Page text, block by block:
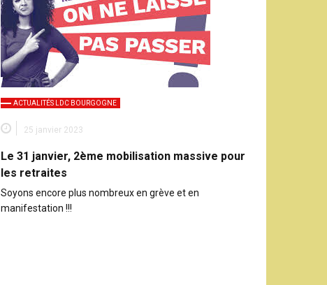
ACTUALITÉS LDC BOURGOGNE
25 janvier 2023
Le 31 janvier, 2ème mobilisation massive pour
les retraites
Soyons encore plus nombreux en grève et en
manifestation !!!